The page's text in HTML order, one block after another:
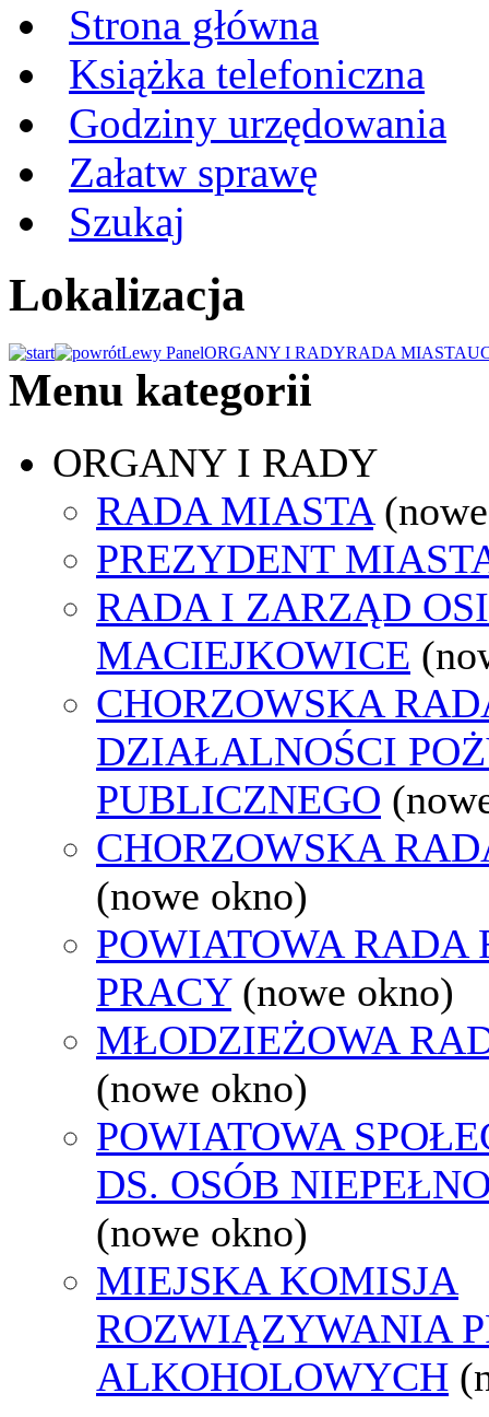
Strona główna
Książka telefoniczna
Godziny urzędowania
Załatw sprawę
Szukaj
Lokalizacja
Lewy PanelORGANY I RADYRADA MIASTA
Menu kategorii
ORGANY I RADY
RADA MIASTA
PREZYDENT
RADA I ZARZĄD
MACIEJKOWICE
CHORZOWSKA
DZIAŁALNOŚCI
PUBLICZNEGO
CHORZOWSKA
(nowe okno)
POWIATOWA RADA
PRACY (nowe okno)
MŁODZIEŻOWA
(nowe okno)
POWIATOWA
DS. OSÓB
(nowe okno)
MIEJSKA KOMISJA
ROZWIĄZYWANIA
ALKOHOLOWYCH